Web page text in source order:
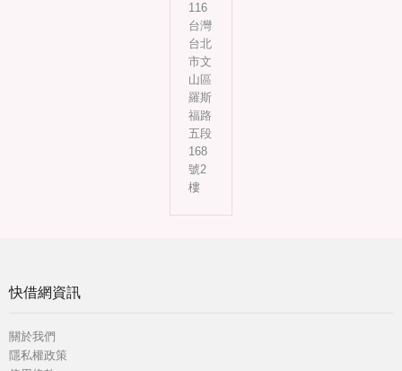
116
台灣
台北
市文
山區
羅斯
福路
五段
168
號2
樓
快借網資訊
關於我們
隱私權政策